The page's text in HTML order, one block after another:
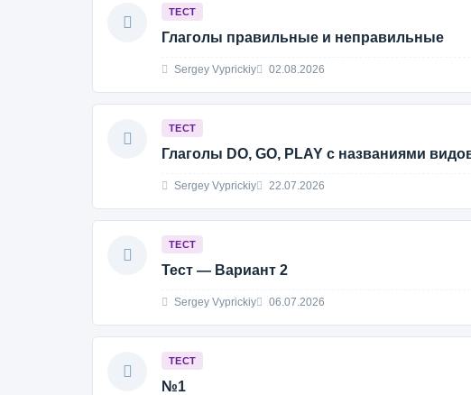
ТЕСТ
Глаголы правильные и неправильные
Sergey Vyprickiy 02.08.2026
ТЕСТ
Глаголы DO, GO, PLAY с названиями
Sergey Vyprickiy 22.07.2026
ТЕСТ
Тест — Вариант 2
Sergey Vyprickiy 06.07.2026
ТЕСТ
№1